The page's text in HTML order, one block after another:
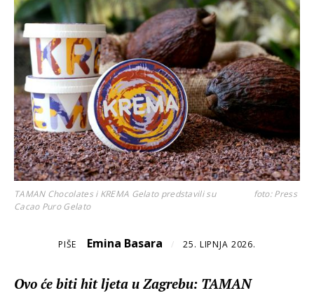
TAMAN Chocolates i KREMA Gelato predstavili su
Cacao Puro Gelato
foto: Press
PIŠE Emina Basara / 25. LIPNJA 2026.
Ovo će biti hit ljeta u Zagrebu: TAMAN